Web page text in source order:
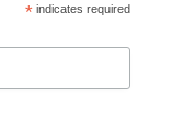
*indicates required